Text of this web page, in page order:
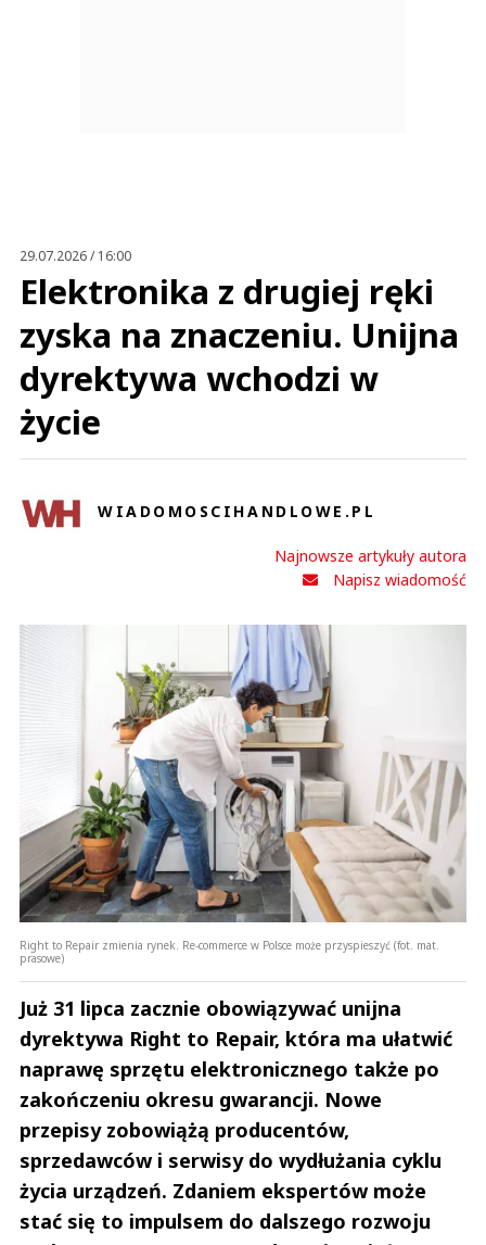
29.07.2026 / 16:00
Elektronika z drugiej ręki
zyska na znaczeniu. Unijna
dyrektywa wchodzi w
życie
WIADOMOSCIHANDLOWE.PL
Najnowsze artykuły autora
Napisz wiadomość
Right to Repair zmienia rynek. Re-commerce w Polsce może przyspieszyć (fot. mat.
prasowe)
Już 31 lipca zacznie obowiązywać unijna
dyrektywa Right to Repair, która ma ułatwić
naprawę sprzętu elektronicznego także po
zakończeniu okresu gwarancji. Nowe
przepisy zobowiążą producentów,
sprzedawców i serwisy do wydłużania cyklu
życia urządzeń. Zdaniem ekspertów może
stać się to impulsem do dalszego rozwoju